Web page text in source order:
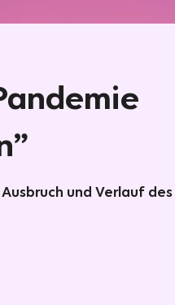
und Verlauf des